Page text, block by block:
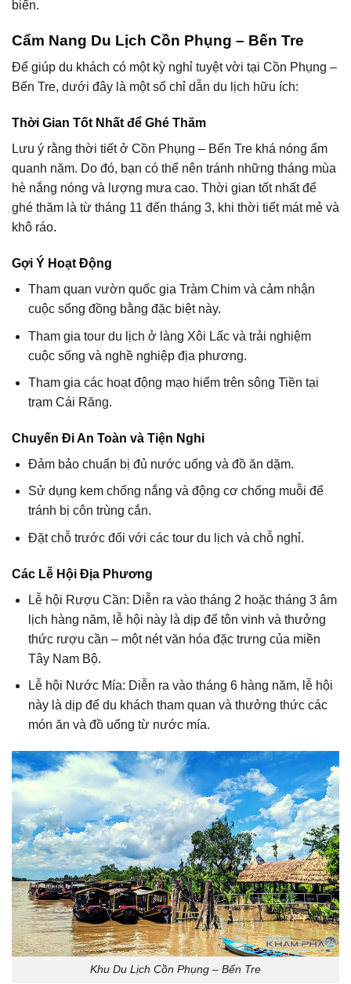
biển.
Cẩm Nang Du Lịch Cồn Phụng – Bến Tre
Để giúp du khách có một kỳ nghỉ tuyệt vời tại Cồn Phụng –
Bến Tre, dưới đây là một số chỉ dẫn du lịch hữu ích:
Thời Gian Tốt Nhất để Ghé Thăm
Lưu ý rằng thời tiết ở Cồn Phụng – Bến Tre khá nóng ẩm
quanh năm. Do đó, bạn có thể nên tránh những tháng mùa
hè nắng nóng và lượng mưa cao. Thời gian tốt nhất để
ghé thăm là từ tháng 11 đến tháng 3, khi thời tiết mát mẻ và
khô ráo.
Gợi Ý Hoạt Động
Tham quan vườn quốc gia Tràm Chim và cảm nhận
cuộc sống đồng bằng đặc biệt này.
Tham gia tour du lịch ở làng Xôi Lấc và trải nghiệm
cuộc sống và nghề nghiệp địa phương.
Tham gia các hoạt động mạo hiểm trên sông Tiền tại
trạm Cái Răng.
Chuyến Đi An Toàn và Tiện Nghi
Đảm bảo chuẩn bị đủ nước uống và đồ ăn dặm.
Sử dụng kem chống nắng và động cơ chống muỗi để
tránh bị côn trùng cắn.
Đặt chỗ trước đối với các tour du lịch và chỗ nghỉ.
Các Lễ Hội Địa Phương
Lễ hội Rượu Cần: Diễn ra vào tháng 2 hoặc tháng 3 âm
lịch hàng năm, lễ hội này là dịp để tôn vinh và thưởng
thức rượu cần – một nét văn hóa đặc trưng của miền
Tây Nam Bộ.
Lễ hội Nước Mía: Diễn ra vào tháng 6 hàng năm, lễ hội
này là dịp để du khách tham quan và thưởng thức các
món ăn và đồ uống từ nước mía.
Khu Du Lịch Cồn Phụng – Bến Tre